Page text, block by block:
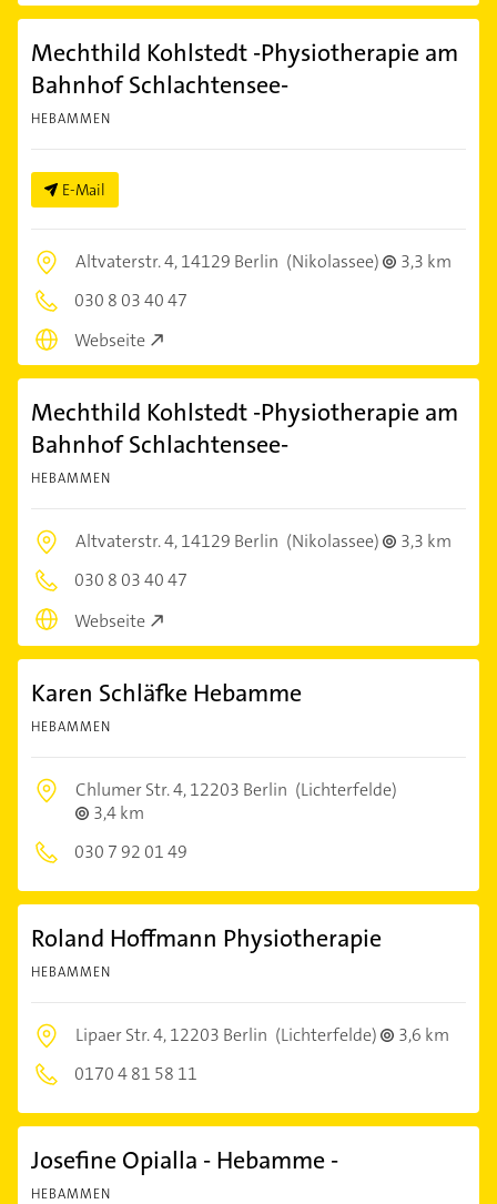
Mechthild Kohlstedt -Physiotherapie am
Bahnhof Schlachtensee-
HEBAMMEN
E-Mail
Altvaterstr. 4,14129 Berlin (Nikolassee)
3,3 km
030 8 03 40 47
Webseite
Mechthild Kohlstedt -Physiotherapie am
Bahnhof Schlachtensee-
HEBAMMEN
Altvaterstr. 4,14129 Berlin (Nikolassee)
3,3 km
030 8 03 40 47
Webseite
Karen Schläfke Hebamme
HEBAMMEN
Chlumer Str. 4,12203 Berlin (Lichterfelde)
3,4 km
030 7 92 01 49
Roland Hoffmann Physiotherapie
HEBAMMEN
Lipaer Str. 4,12203 Berlin (Lichterfelde)
3,6 km
0170 4 81 58 11
Josefine Opialla - Hebamme -
HEBAMMEN